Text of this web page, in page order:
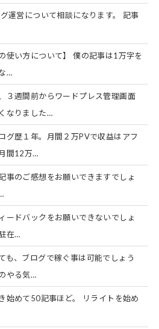
運営について相談になります。 記事
使い方について】 僕の記事は1万字を
…
３週間前からワードプレス管理画面
なりました…
グ歴１年。月間２万PVで収益はアフ
間12万…
のご感想をお願いできますでしょ
ードバックをお願いできないでしょ
在…
も、ブログで稼ぐ事は可能でしょう
やる気…
始めて50記事ほど。 リライトを始め